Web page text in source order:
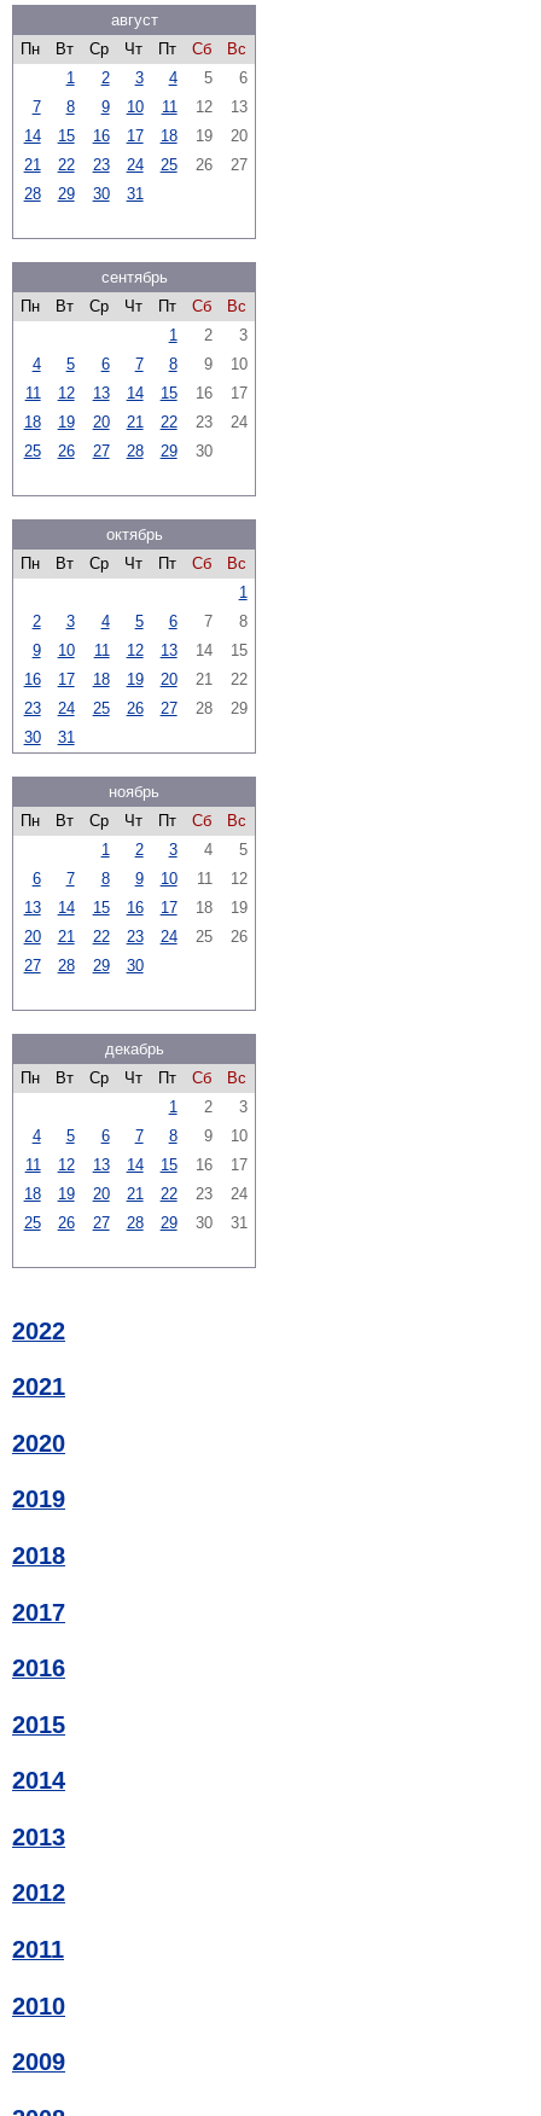
август
Пн
Вт Ср Чт Пт Сб
Вс
1
2 3 4 5
6
7
8 9 10 11 12
13
14
15 16 17 18 19
20
21
22 23 24 25 26
27
28
29 30 31
сентябрь
Пн
Вт Ср Чт Пт Сб
Вс
1
2
3
4
5 6 7 8 9
10
11
12 13 14 15 16
17
18
19 20 21 22 23
24
25
26 27 28 29 30
октябрь
Пн
Вт Ср Чт Пт Сб
Вс
1
2
3 4 5 6 7
8
9
10 11 12 13 14
15
16
17 18 19 20 21
22
23
24 25 26 27 28
29
30
31
ноябрь
Пн
Вт Ср Чт Пт Сб
Вс
1
2 3 4
5
6
7 8 9 10 11
12
13
14 15 16 17 18
19
20
21 22 23 24 25
26
27
28 29 30
декабрь
Пн
Вт Ср Чт Пт Сб
Вс
1
2
3
4
5 6 7 8 9
10
11
12 13 14 15 16
17
18
19 20 21 22 23
24
25
26 27 28 29 30 31
2022
2021
2020
2019
2018
2017
2016
2015
2014
2013
2012
2011
2010
2009